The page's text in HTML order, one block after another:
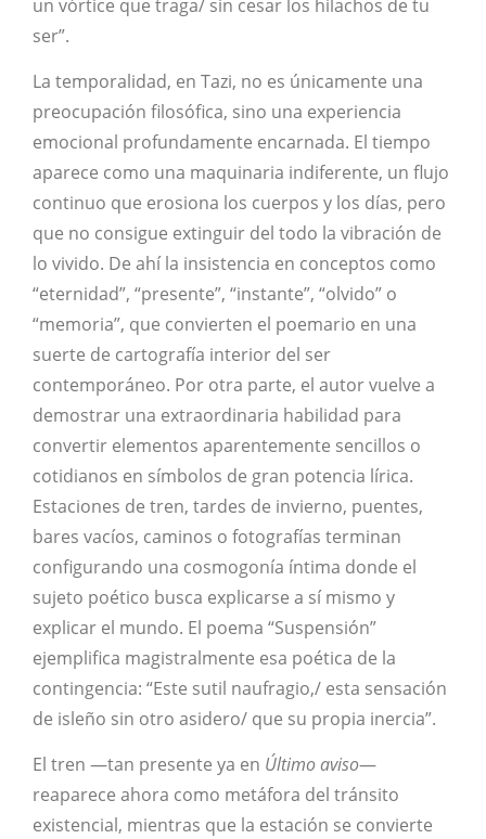
un vórtice que traga/ sin cesar los hilachos de tu
ser”.
La temporalidad, en Tazi, no es únicamente una
preocupación filosófica, sino una experiencia
emocional profundamente encarnada. El tiempo
aparece como una maquinaria indiferente, un flujo
continuo que erosiona los cuerpos y los días, pero
que no consigue extinguir del todo la vibración de
lo vivido. De ahí la insistencia en conceptos como
“eternidad”, “presente”, “instante”, “olvido” o
“memoria”, que convierten el poemario en una
suerte de cartografía interior del ser
contemporáneo. Por otra parte, el autor vuelve a
demostrar una extraordinaria habilidad para
convertir elementos aparentemente sencillos o
cotidianos en símbolos de gran potencia lírica.
Estaciones de tren, tardes de invierno, puentes,
bares vacíos, caminos o fotografías terminan
configurando una cosmogonía íntima donde el
sujeto poético busca explicarse a sí mismo y
explicar el mundo. El poema “Suspensión”
ejemplifica magistralmente esa poética de la
contingencia: “Este sutil naufragio,/ esta sensación
de isleño sin otro asidero/ que su propia inercia”.
El tren —tan presente ya en Último aviso—
reaparece ahora como metáfora del tránsito
existencial, mientras que la estación se convierte